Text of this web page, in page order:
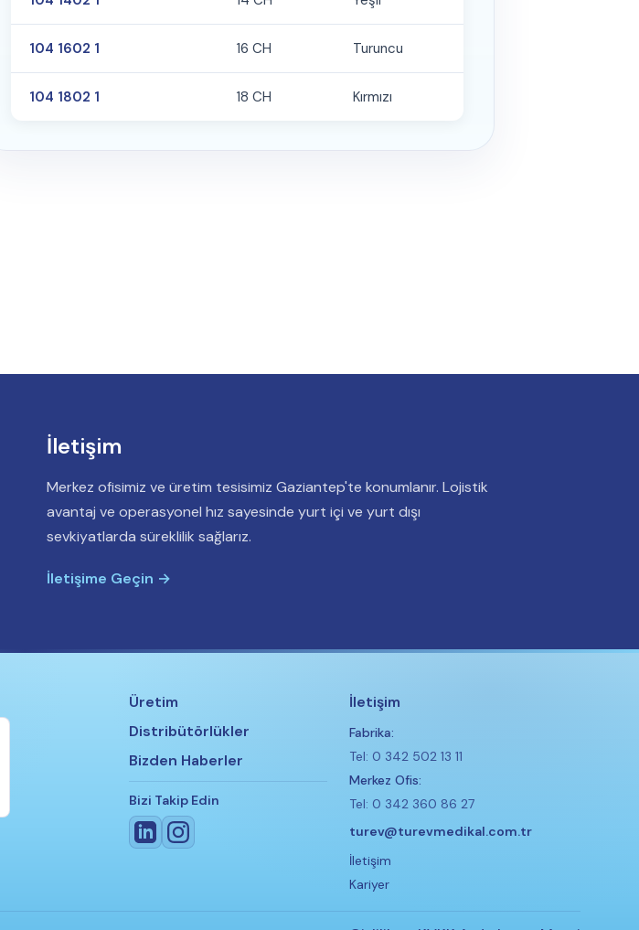
104 1602 1 16 CH Turuncu
104 1802 1 18 CH Kırmızı
İletişim
Merkez ofisimiz ve üretim tesisimiz Gaziantep'te konumlanır. Lojistik
avantaj ve operasyonel hız sayesinde yurt içi ve yurt dışı
sevkiyatlarda süreklilik sağlarız.
İletişime Geçin →
Üretim
Distribütörlükler
Bizden Haberler
Bizi Takip Edin
İletişim
Fabrika:
Tel: 0 342 502 13 11
Merkez Ofis:
Tel: 0 342 360 86 27
turev@turevmedikal.com.tr
İletişim
Kariyer